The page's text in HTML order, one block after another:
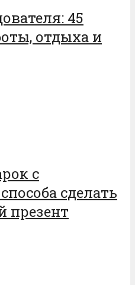
45
отдыха и
с
сделать
презент